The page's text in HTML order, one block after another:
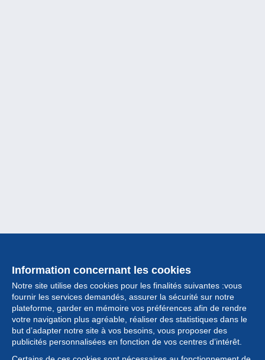
Information concernant les cookies
Notre site utilise des cookies pour les finalités suivantes :vous
fournir les services demandés, assurer la sécurité sur notre
plateforme, garder en mémoire vos préférences afin de rendre
votre navigation plus agréable, réaliser des statistiques dans le
but d’adapter notre site à vos besoins, vous proposer des
publicités personnalisées en fonction de vos centres d’intérêt.
Collection